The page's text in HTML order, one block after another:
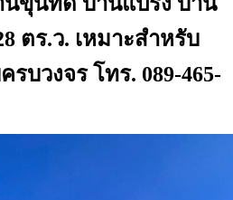
ตร.ว. เหมาะสำหรับ
บวงจร โทร. 089-465-